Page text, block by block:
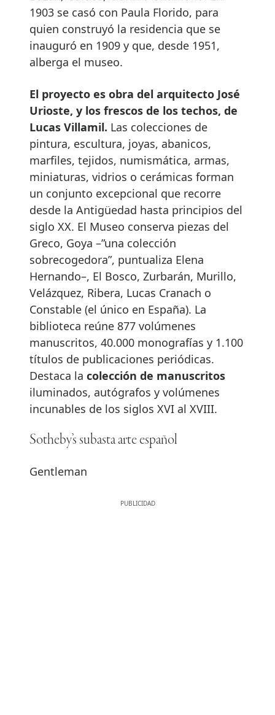
1903 se casó con Paula Florido, para
quien construyó la residencia que se
inauguró en 1909 y que, desde 1951,
alberga el museo.
El proyecto es obra del arquitecto José
Urioste, y los frescos de los techos, de
Lucas Villamil. Las colecciones de
pintura, escultura, joyas, abanicos,
marfiles, tejidos, numismática, armas,
miniaturas, vidrios o cerámicas forman
un conjunto excepcional que recorre
desde la Antigüedad hasta principios del
siglo XX. El Museo conserva piezas del
Greco, Goya –”una colección
sobrecogedora”, puntualiza Elena
Hernando–, El Bosco, Zurbarán, Murillo,
Velázquez, Ribera, Lucas Cranach o
Constable (el único en España). La
biblioteca reúne 877 volúmenes
manuscritos, 40.000 monografías y 1.100
títulos de publicaciones periódicas.
Destaca la colección de manuscritos
iluminados, autógrafos y volúmenes
incunables de los siglos XVI al XVIII.
Sotheby’s subasta arte español
Gentleman